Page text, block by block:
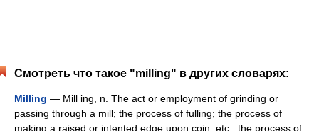
Смотреть что такое "milling" в других словарях:
Milling — Mill ing, n. The act or employment of grinding or
passing through a mill; the process of fulling; the process of
making a raised or intented edge upon coin, etc.; the process of